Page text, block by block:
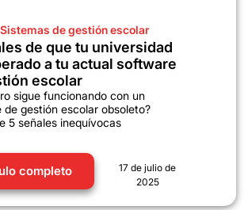
Sistemas de gestión escolar
de que tu universidad
a tu actual software
escolar
sigue funcionando con un
de gestión escolar obsoleto?
5 señales inequívocas
completo
17 de julio de
2025